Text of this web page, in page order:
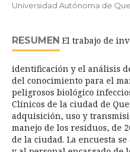
Universidad Autónoma de
RESUMEN El trabajo de
identificación y el análisis
del conocimiento para el
peligrosos biológico
Clínicos de la ciudad de
adquisición, uso y
manejo de los residuos, de
de la ciudad. La encuesta